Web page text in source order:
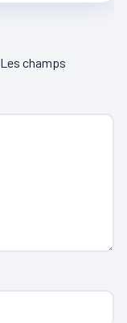
Les champs